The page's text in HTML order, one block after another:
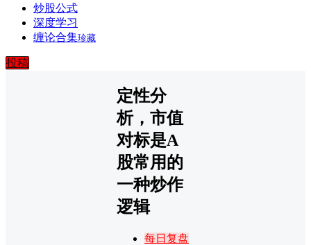
炒股公式
深度学习
缠论合集珍藏
投稿
定性分
析，市值
对标是A
股常用的
一种炒作
逻辑
每日复盘